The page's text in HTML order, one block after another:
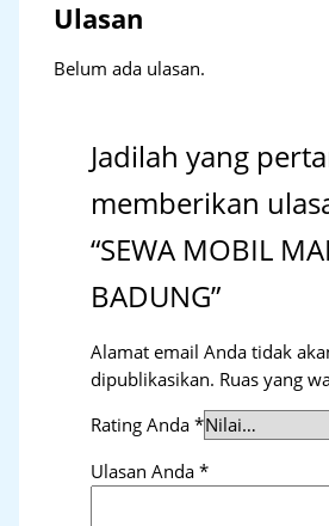
Ulasan
Belum ada ulasan.
Jadilah yang
memberikan
“SEWA MOBIL
BADUNG”
Alamat email Anda tidak
dipublikasikan. Ruas yang
Rating Anda*
Ulasan Anda*